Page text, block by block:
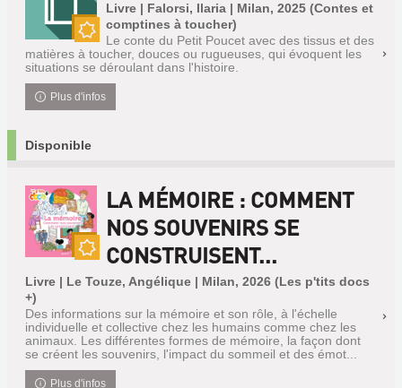
Nouveauté
Livre | Falorsi, Ilaria | Milan, 2025 (Contes et
comptines à toucher)
Le conte du Petit Poucet avec des tissus et des
matières à toucher, douces ou rugueuses, qui évoquent les
situations se déroulant dans l'histoire.
Plus d'infos
Disponible
LA MÉMOIRE : COMMENT
NOS SOUVENIRS SE
CONSTRUISENT...
Livre | Le Touze, Angélique | Milan, 2026 (Les p'tits docs
+)
Des informations sur la mémoire et son rôle, à l'échelle
individuelle et collective chez les humains comme chez les
animaux. Les différentes formes de mémoire, la façon dont
se créent les souvenirs, l'impact du sommeil et des émot...
Plus d'infos